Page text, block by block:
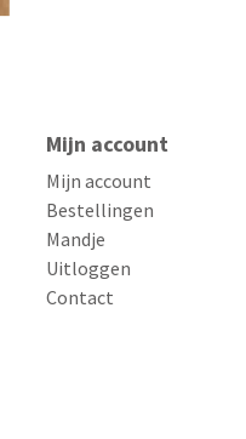
Mijn account
Mijn account
Bestellingen
Mandje
Uitloggen
Contact